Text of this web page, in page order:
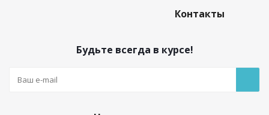
Контакты
Будьте всегда в курсе!